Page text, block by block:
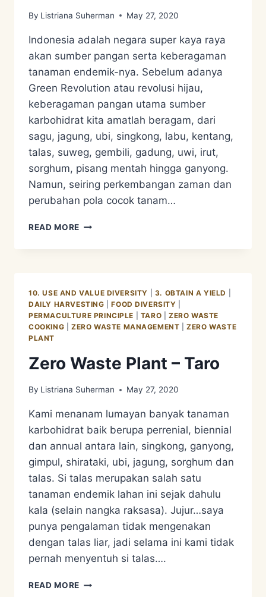
By Listriana Suherman May 27, 2020
Indonesia adalah negara super kaya raya
akan sumber pangan serta keberagaman
tanaman endemik-nya. Sebelum adanya
Green Revolution atau revolusi hijau,
keberagaman pangan utama sumber
karbohidrat kita amatlah beragam, dari
sagu, jagung, ubi, singkong, labu, kentang,
talas, suweg, gembili, gadung, uwi, irut,
sorghum, pisang mentah hingga ganyong.
Namun, seiring perkembangan zaman dan
perubahan pola cocok tanam…
READ MORE USE
VALUE
1
10. USE AND VALUE DIVERSITY 3. OBTAIN A YIELD
DAILY HARVESTING |FOOD DIVERSITY
PERMACULTURE PRINCIPLE
TARO |ZERO WASTE
COOKING
ZERO WASTE MANAGEMENT |ZERO WASTE
PLANT
Zero Waste Plant – Taro
By Listriana Suherman May 27, 2020
Kami menanam lumayan banyak tanaman
karbohidrat baik berupa perrenial, biennial
dan annual antara lain, singkong, ganyong,
gimpul, shirataki, ubi, jagung, sorghum dan
talas. Si talas merupakan salah satu
tanaman endemik lahan ini sejak dahulu
kala (selain nangka raksasa). Jujur…saya
punya pengalaman tidak mengenakan
dengan talas liar, jadi selama ini kami tidak
pernah menyentuh si talas….
READ MORE ZERO